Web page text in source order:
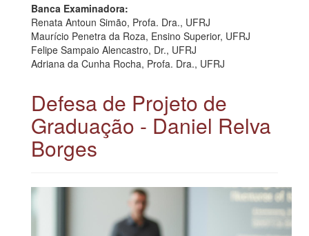
Banca Examinadora:
Renata Antoun Simão, Profa. Dra., UFRJ
Maurício Penetra da Roza, Ensino Superior, UFRJ
Felipe Sampaio Alencastro, Dr., UFRJ
Adriana da Cunha Rocha, Profa. Dra., UFRJ
Defesa de Projeto de
Graduação - Daniel Relva
Borges